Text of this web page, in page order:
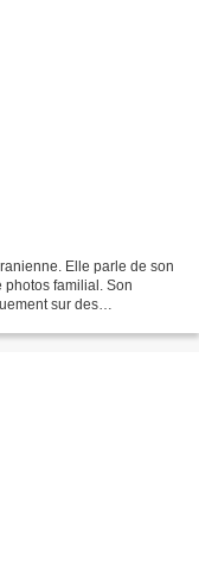
Elle parle de son
photos familial. Son
sur des